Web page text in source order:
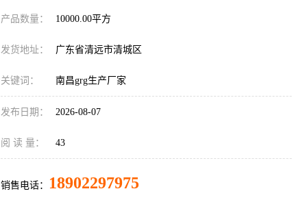
产品数量： 10000.00平方
发货地址： 广东省清远市清城区
关键词： 南昌grg生产厂家
发布日期： 2026-08-07
阅 读 量： 43
销售电话： 18902297975